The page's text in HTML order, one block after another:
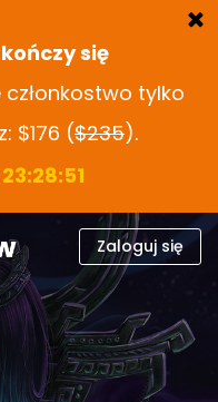
się
tylko
$176 ($235).
Zaloguj się